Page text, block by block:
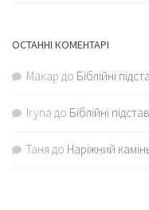
ОСТАННІ КОМЕНТАРІ
Макар до Біблійні
Iryna до Біблійні
Таня до Наріжний